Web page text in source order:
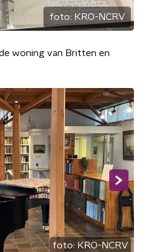
foto:KRO-NCRV
woning van Britten en
foto: KRO-NCRV